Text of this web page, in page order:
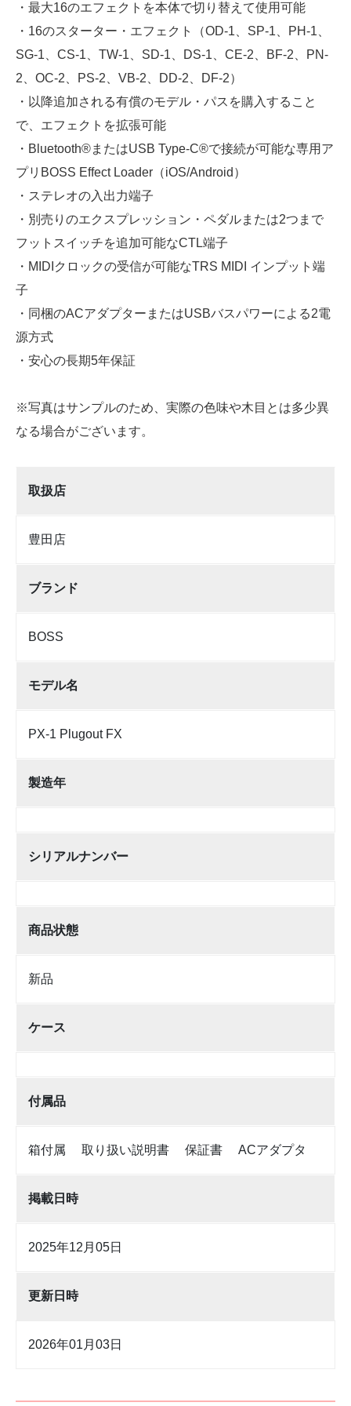
・最大16のエフェクトを本体で切り替えて使用可能
・16のスターター・エフェクト（OD-1、SP-1、PH-1、
SG-1、CS-1、TW-1、SD-1、DS-1、CE-2、BF-2、PN-
2、OC-2、PS-2、VB-2、DD-2、DF-2）
・以降追加される有償のモデル・パスを購入すること
で、エフェクトを拡張可能
・Bluetooth®またはUSB Type-C®で接続が可能な専用ア
プリBOSS Effect Loader（iOS/Android）
・ステレオの入出力端子
・別売りのエクスプレッション・ペダルまたは2つまで
フットスイッチを追加可能なCTL端子
・MIDIクロックの受信が可能なTRS MIDI インプット端
子
・同梱のACアダプターまたはUSBバスパワーによる2電
源方式
・安心の長期5年保証
※写真はサンプルのため、実際の色味や木目とは多少異
なる場合がございます。
取扱店
豊田店
ブランド
BOSS
モデル名
PX-1 Plugout FX
製造年
シリアルナンバー
商品状態
新品
ケース
付属品
箱付属 取り扱い説明書 保証書 ACアダプタ
掲載日時
2025年12月05日
更新日時
2026年01月03日